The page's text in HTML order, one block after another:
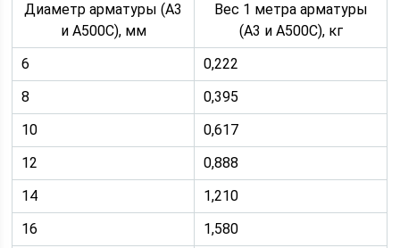
Диаметр арматуры (А3
и А500С), мм
Вес 1 метра арматуры
(А3 и А500С), кг
6
0,222
8
0,395
10
0,617
12
0,888
14
1,210
16
1,580